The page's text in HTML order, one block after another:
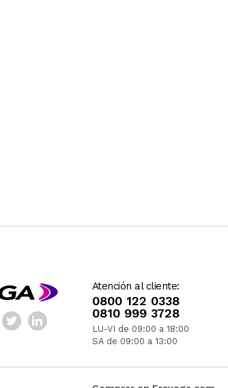
Atención al cliente:
0800 122 0338
0810 999 3728
LU-VI de 09:00 a 18:00
SA de 09:00 a 13:00